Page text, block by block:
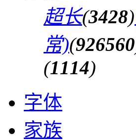
超长(3428)
常)(926560
(1114)
字体
家族